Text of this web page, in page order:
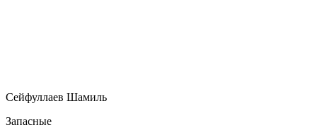
Сейфуллаев Шамиль
Запасные